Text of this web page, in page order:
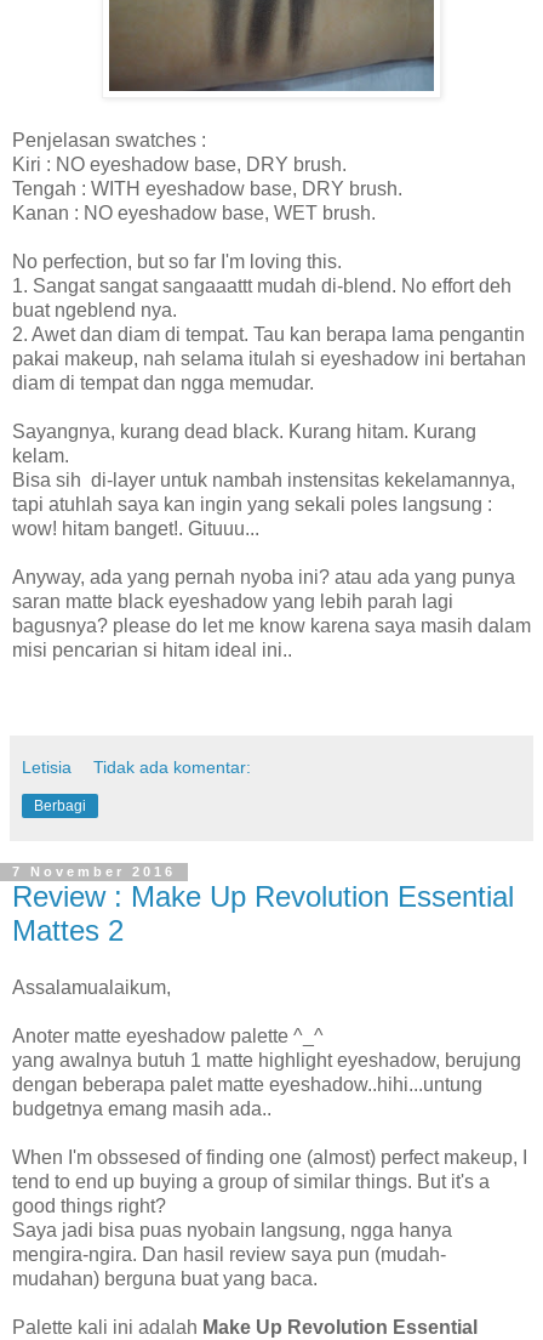
Penjelasan swatches :
Kiri : NO eyeshadow base, DRY brush.
Tengah : WITH eyeshadow base, DRY brush.
Kanan : NO eyeshadow base, WET brush.
No perfection, but so far I'm loving this.
1. Sangat sangat sangaaattt mudah di-blend. No effort deh
buat ngeblend nya.
2. Awet dan diam di tempat. Tau kan berapa lama pengantin
pakai makeup, nah selama itulah si eyeshadow ini bertahan
diam di tempat dan ngga memudar.
Sayangnya, kurang dead black. Kurang hitam. Kurang
kelam.
Bisa sih di-layer untuk nambah instensitas kekelamannya,
tapi atuhlah saya kan ingin yang sekali poles langsung :
wow! hitam banget!. Gituuu...
Anyway, ada yang pernah nyoba ini? atau ada yang punya
saran matte black eyeshadow yang lebih parah lagi
bagusnya? please do let me know karena saya masih dalam
misi pencarian si hitam ideal ini..
Letisia Tidak ada komentar:
Berbagi
7 November 2016
Review : Make Up Revolution Essential
Mattes 2
Assalamualaikum,
Anoter matte eyeshadow palette ^_^
yang awalnya butuh 1 matte highlight eyeshadow, berujung
dengan beberapa palet matte eyeshadow..hihi...untung
budgetnya emang masih ada..
When I'm obssesed of finding one (almost) perfect makeup, I
tend to end up buying a group of similar things. But it's a
good things right?
Saya jadi bisa puas nyobain langsung, ngga hanya
mengira-ngira. Dan hasil review saya pun (mudah-
mudahan) berguna buat yang baca.
Palette kali ini adalah Make Up Revolution Essential